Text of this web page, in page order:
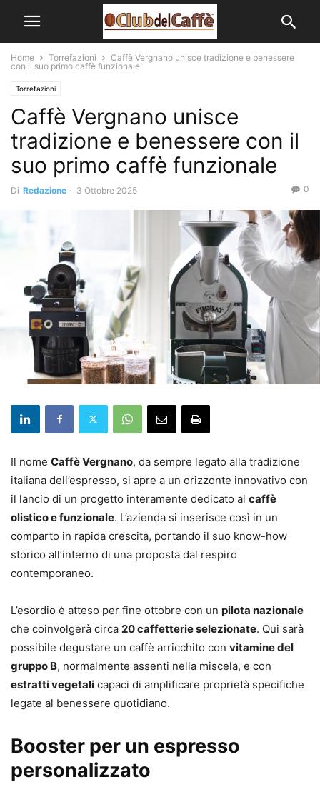
Home Torrefazioni
Caffè Vergnano unisce tradizione e benessere
con il suo primo caffè funzionale
Torrefazioni
Caffè Vergnano unisce
tradizione e benessere con il
suo primo caffè funzionale
Di Redazione - 3 Ottobre 2025 0
Il nome Caffè Vergnano, da sempre legato alla tradizione
italiana dell’espresso, si apre a un orizzonte innovativo con
il lancio di un progetto interamente dedicato al caffè
olistico e funzionale. L’azienda si inserisce così in un
comparto in rapida crescita, portando il suo know-how
storico all’interno di una proposta dal respiro
contemporaneo.
L’esordio è atteso per fine ottobre con un pilota nazionale
che coinvolgerà circa 20 caffetterie selezionate. Qui sarà
possibile degustare un caffè arricchito con vitamine del
gruppo B, normalmente assenti nella miscela, e con
estratti vegetali capaci di amplificare proprietà specifiche
legate al benessere quotidiano.
Booster per un espresso
personalizzato